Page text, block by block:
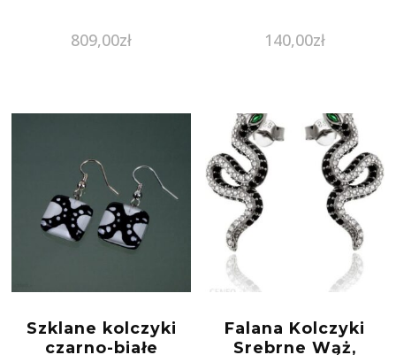
809,00zł 140,00zł
Szklane kolczyki
czarno-białe
Falana Kolczyki
Srebrne Wąż,